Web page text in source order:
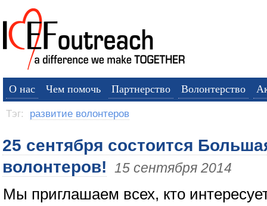
О нас Чем помочь Партнерство Волонтерство
Тэг: развитие волонтеров
25 сентября состоится
волонтеров!
15 сентября 2014
Мы приглашаем всех, кто